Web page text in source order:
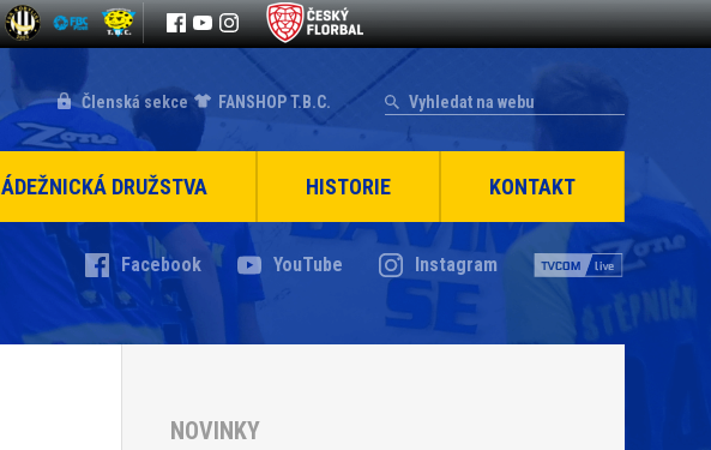
Členská sekce FANSHOP T.B.C.
DRUŽSTVA HISTORIE KONTAKT
Facebook YouTube Instagram
NOVINKY